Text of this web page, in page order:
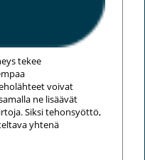
tekee
voivat
ne lisäävät
Siksi tehonsyöttö,
yhtenä